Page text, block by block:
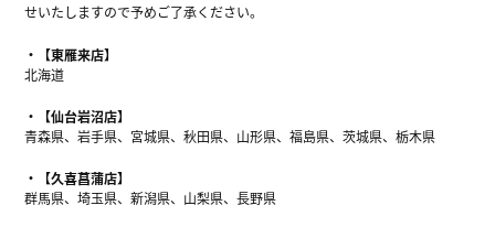
せいたしますので予めご了承ください。
【東雁来店】
北海道
【仙台岩沼店】
青森県、岩手県、宮城県、秋田県、山形県、福島県、茨城県、栃木県
【久喜菖蒲店】
群馬県、埼玉県、新潟県、山梨県、長野県